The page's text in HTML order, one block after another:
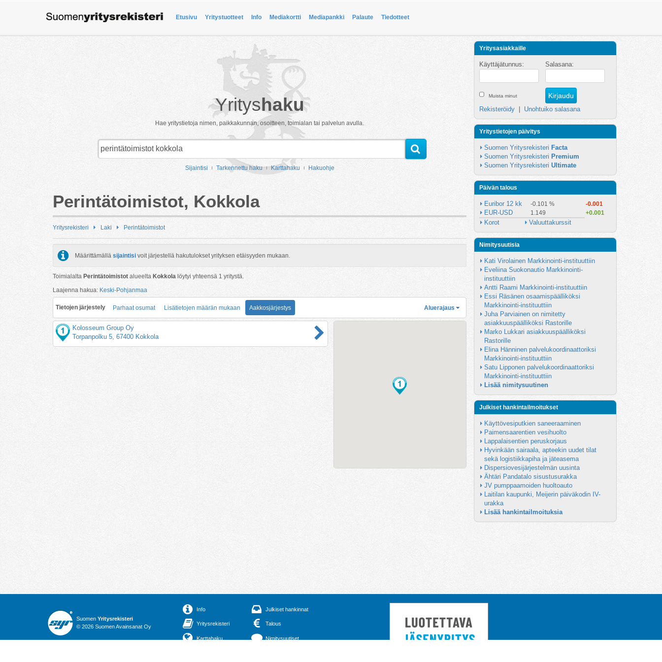
Etusivu Yritystuotteet Info Mediakortti Mediapankki Palaute Tiedotteet
Yrityshaku
Hae yritystietoja nimen, paikkakunnan, osoitteen, toimialan tai palvelun avulla.
Sijaintisi Tarkennettu haku Karttahaku Hakuohje
Perintätoimistot, Kokkola
Yritysrekisteri Laki Perintätoimistot
Määrittämällä sijaintisi voit järjestellä hakutulokset yrityksen etäisyyden mukaan.
Toimialalta Perintätoimistot alueelta Kokkola löytyi yhteensä 1 yritystä.
Laajenna hakua: Keski-Pohjanmaa
Tietojen järjestely Parhaat osumat Lisätietojen määrän mukaan Aakkosjärjestys Aluerajaus
Kolosseum Group Oy
Torpanpolku 5, 67400 Kokkola
Yritysasiakkaille
Käyttäjätunnus: Salasana:
Muista minut
Rekisteröidy Unohtuiko salasana
Yritystietojen päivitys
Suomen Yritysrekisteri Facta
Suomen Yritysrekisteri Premium
Suomen Yritysrekisteri Ultimate
Päivän talous
Euribor 12 kk -0.101 % -0.001
EUR-USD 1.149 +0.001
Korot Valuuttakurssit
Nimitysuutisia
Kati Virolainen Markkinointi-instituuttiin
Eveliina Suokonautio Markkinointi-
instituuttiin
Antti Raami Markkinointi-instituuttiin
Essi Räsänen osaamispäälliköksi
Markkinointi-instituuttiin
Juha Parviainen on nimitetty
asiakkuuspäälliköksi Rastorille
Marko Lukkari asiakkuuspäälliköksi
Rastorille
Elina Hänninen palvelukoordinaattoriksi
Markkinointi-instituuttiin
Satu Lipponen palvelukoordinaattoriksi
Markkinointi-instituuttiin
Lisää nimitysuutinen
Julkiset hankintailmoitukset
Käyttövesiputkien saneeraaminen
Paimensaarentien vesihuolto
Lappalaisentien peruskorjaus
Hyvinkään sairaala, apteekin uudet tilat
sekä logistiikkapiha ja jäteasema
Dispersiovesijärjestelmän uusinta
Ähtäri Pandatalo sisustusurakka
JV pumppaamoiden huoltoauto
Laitilan kaupunki, Meijerin päiväkodin IV-
urakka
Lisää hankintailmoituksia
Suomen Yritysrekisteri
© 2026 Suomen Avainsanat Oy
Info
Yritysrekisteri
Karttahaku
Julkiset hankinnat
Talous
Nimitysuutiset